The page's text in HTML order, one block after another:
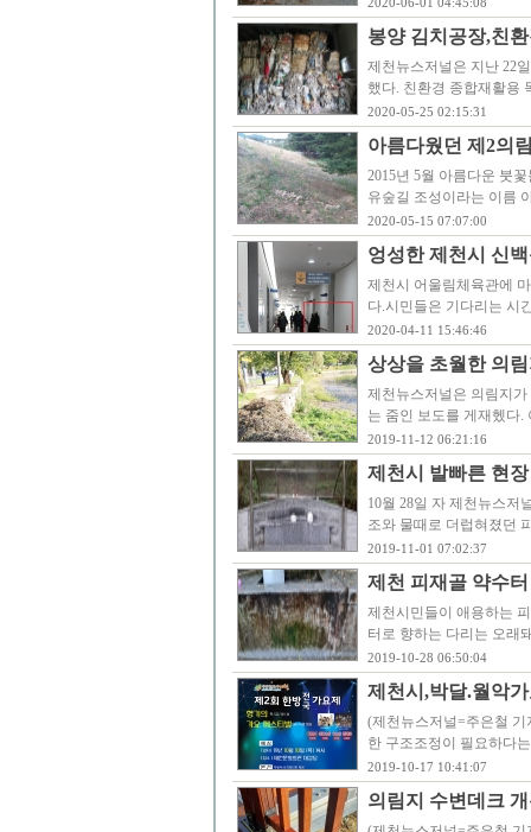
봉양 김치공장,친
제천뉴스저널은 지난 22
했다. 친환경 종합재활용
2020-05-25 02:15:31
아름다웠던 제2의
2015년 5월 아름다운 붓
유숲길 조성이라는 이름
2020-05-15 07:07:00
엉성한 제천시 신
제천시 어울림체육관에
다.시민들은 기다리는 시
2020-04-11 15:46:46
상상을 초월한 의
제천뉴스저널은 의림지
는 줌인 보도를 게재헸다
2019-11-12 06:21:16
제천시 발빠른 현
10월 28일 자 제천뉴스저
조와 물때로 더럽혀졌던
2019-11-01 07:02:37
제천 피재골 약수
제천시민들이 애용하는
터로 향하는 다리는 오래
2019-10-28 06:50:04
제천시,박달.월악
(제천뉴스저널=주은철
한 구조조정이 필요하다
2019-10-17 10:41:07
의림지 수변데크